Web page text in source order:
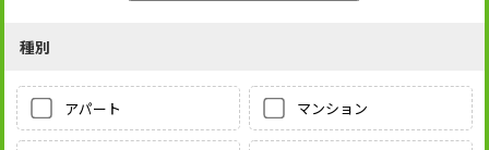
種別
アパート マンション